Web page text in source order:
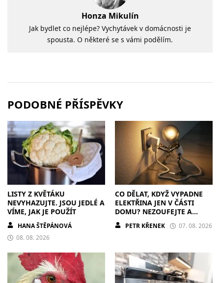
Honza Mikulín
Jak bydlet co nejlépe? Vychytávek v domácnosti je
spousta. O některé se s vámi podělím.
PODOBNÉ PŘÍSPĚVKY
LISTY Z KVĚTÁKU
NEVYHAZUJTE. JSOU JEDLÉ A
VÍME, JAK JE POUŽÍT
HANA ŠTĚPÁNOVÁ
08. 08. 2026
CO DĚLAT, KDYŽ VYPADNE
ELEKTŘINA JEN V ČÁSTI
DOMU? NEZOUFEJTE A
POSTUPUJTE S CHLADNOU
HLAVOU
PETR KŘENEK 07. 08. 2026